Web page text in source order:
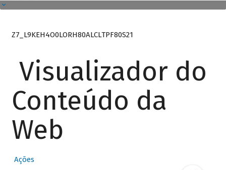
Z7_L9KEH4O0LORH80ALCLTPF80S21
Visualizador do
Conteúdo da
Web
Ações